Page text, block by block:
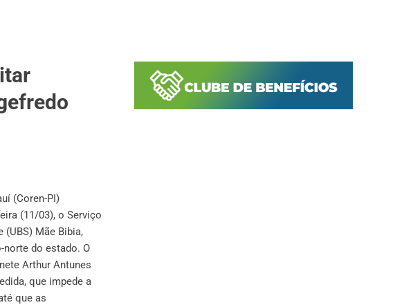
(Coren-PI)
(11/03), o Serviço
(UBS) Mãe Bibia,
norte do estado. O
Arthur Antunes
que impede a
que as